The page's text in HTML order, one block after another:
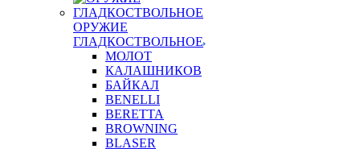
ОРУЖИЕ
ГЛАДКОСТВОЛЬНОЕ
МОЛОТ
КАЛАШНИКОВ
БАЙКАЛ
BENELLI
BERETTA
BROWNING
BLASER